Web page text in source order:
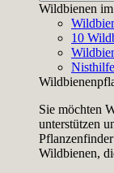
Wildbienen
10
Sie möchten
unterstützen
Wildbienen,